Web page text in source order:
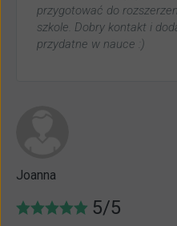
przygotować do
szkole. Dobry kontakt i
przydatne w nauce :)
Joanna
5/5